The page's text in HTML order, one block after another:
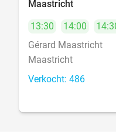
Maastricht
13:30
14:00
Gérard Maastricht
Maastricht
Verkocht: 486